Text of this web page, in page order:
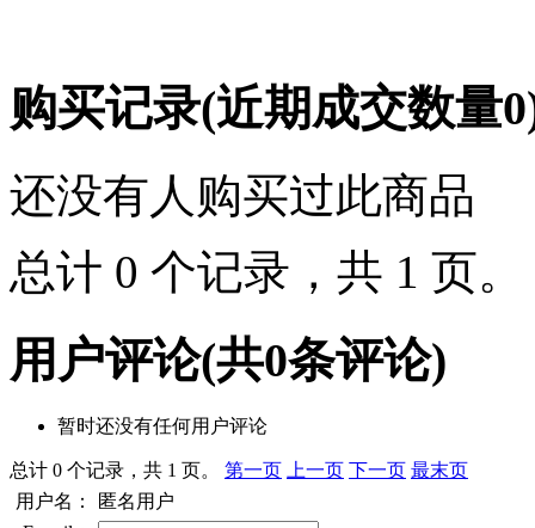
购买记录(近期成交数量0
还没有人购买过此商品
总计 0 个记录，共 1 页。
用户评论(共0条评论)
暂时还没有任何用户评论
总计 0 个记录，共 1 页。 第一页 上一页 下一页 最末页
用户名：
匿名用户